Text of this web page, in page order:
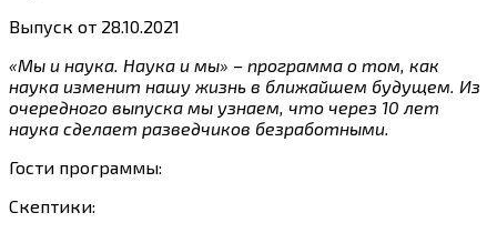
Выпуск от 28.10.2021
«Мы и наука. Наука и мы» – программа о том, как
наука изменит нашу жизнь в ближайшем будущем. Из
очередного выпуска мы узнаем, что через 10 лет
наука сделает разведчиков безработными.
Гости программы:
Скептики: